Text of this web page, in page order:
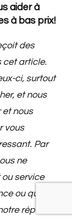
aider à
à bas prix!
des
cet article.
ci, surtout
et nous
et nous
vous
Par
ne
service
ou que nous
réputation